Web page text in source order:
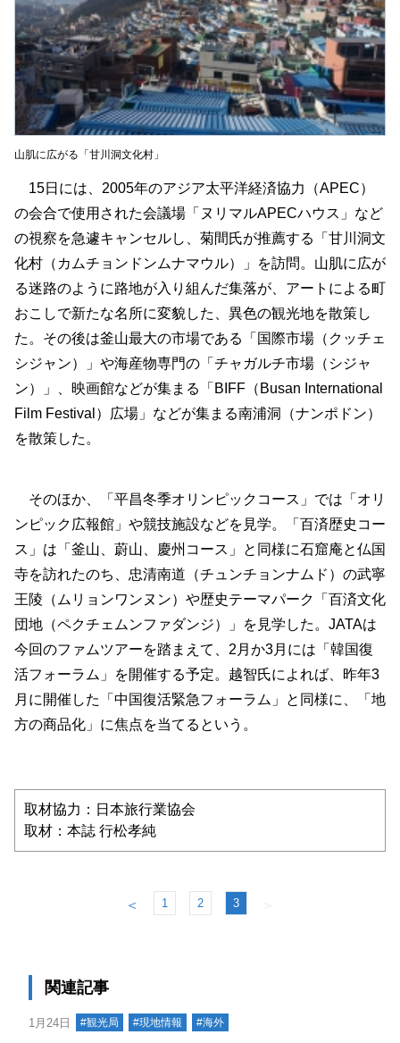
山肌に広がる「甘川洞文化村」
15日には、2005年のアジア太平洋経済協力（APEC）
の会合で使用された会議場「ヌリマルAPECハウス」など
の視察を急遽キャンセルし、菊間氏が推薦する「甘川洞文
化村（カムチョンドンムナマウル）」を訪問。山肌に広が
る迷路のように路地が入り組んだ集落が、アートによる町
おこしで新たな名所に変貌した、異色の観光地を散策し
た。その後は釜山最大の市場である「国際市場（クッチェ
シジャン）」や海産物専門の「チャガルチ市場（シジャ
ン）」、映画館などが集まる「BIFF（Busan International
Film Festival）広場」などが集まる南浦洞（ナンポドン）
を散策した。
そのほか、「平昌冬季オリンピックコース」では「オリ
ンピック広報館」や競技施設などを見学。「百済歴史コー
ス」は「釜山、蔚山、慶州コース」と同様に石窟庵と仏国
寺を訪れたのち、忠清南道（チュンチョンナムド）の武寧
王陵（ムリョンワンヌン）や歴史テーマパーク「百済文化
団地（ペクチェムンファダンジ）」を見学した。JATAは
今回のファムツアーを踏まえて、2月か3月には「韓国復
活フォーラム」を開催する予定。越智氏によれば、昨年3
月に開催した「中国復活緊急フォーラム」と同様に、「地
方の商品化」に焦点を当てるという。
取材協力：日本旅行業協会
取材：本誌 行松孝純
＜ 1 2 3 ＞
関連記事
1月24日 #観光局 #現地情報 #海外